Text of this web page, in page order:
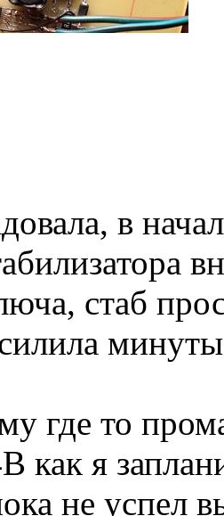
в
стаб
где то
как я
не успел